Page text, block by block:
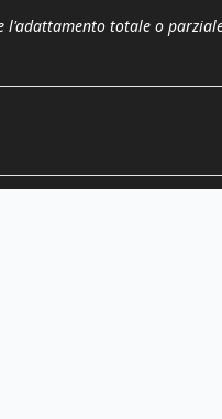
l'adattamento totale o